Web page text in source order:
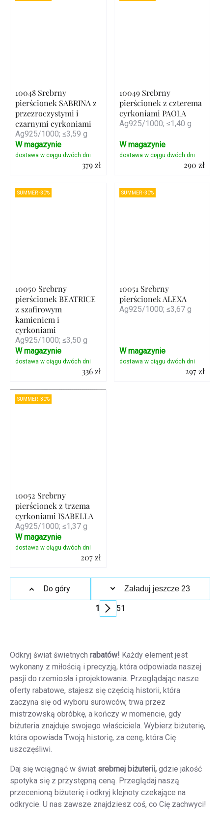
10048 Srebrny
pierścionek SABRINA z
przezroczystymi i
czarnymi cyrkoniami
Ag925/1000; ≤3,59 g
379 zł
W magazynie
10049 Srebrny
pierścionek z czterema
cyrkoniami PAOLA
Ag925/1000; ≤1,40 g
290 zł
W magazynie
SUMMER -30%
10050 Srebrny
pierścionek BEATRICE
z szafirowym
kamieniem i
cyrkoniami
Ag925/1000; ≤3,50 g
336 zł
Szczegóły
W magazynie
SUMMER -30%
10051 Srebrny
pierścionek ALEXA
Ag925/1000; ≤3,67 g
297 zł
W magazynie
SUMMER -30%
10052 Srebrny
pierścionek z trzema
cyrkoniami ISABELLA
Ag925/1000; ≤1,37 g
207 zł
Szczegóły
W magazynie
Kontrolki
listy
Załaduj jeszcze 23
Paginacja
1 51
Do góry
Odkryj świat świetnych rabatów! Każdy element jest
wykonany z miłością i precyzją, która odpowiada naszej
pasji do rzemiosła i projektowania. Przeglądając nasze
oferty rabatowe, stajesz się częścią historii, która
zaczyna się od wyboru surowców, trwa przez
mistrzowską obróbkę, a kończy w momencie, gdy
biżuteria znajduje swojego właściciela. Wybierz biżuterię,
która opowiada Twoją historię, za cenę, która Cię
uszczęśliwi.
Daj się wciągnąć w świat srebrnej biżuterii, gdzie jakość
spotyka się z przystępną ceną. Przeglądaj naszą
przecenioną biżuterię i odkryj klejnoty czekające na
odkrycie. U nas zawsze znajdziesz coś, co Cię zachwyci!